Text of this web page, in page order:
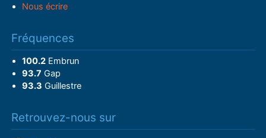
Nous écrire
Fréquences
100.2Embrun
93.7 Gap
93.3 Guillestre
Retrouvez-nous sur